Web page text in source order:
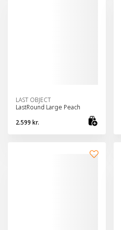
LAST OBJECT
LastRound Large Peach
2.599 kr.